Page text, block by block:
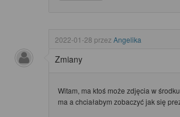
2022-01-28 przez Angelika
Zmiany
Witam, ma ktoś może zdjęcia w
ma a chciałabym zobaczyć jak się